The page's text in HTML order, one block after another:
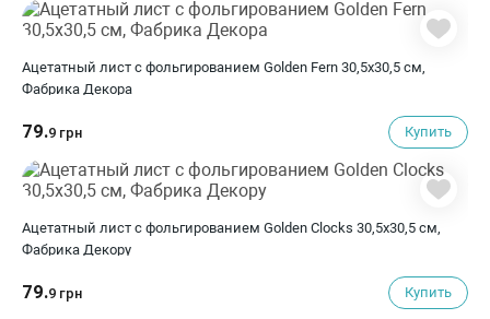
Ацетатный лист с фольгированием Golden Fern 30,5х30,5 см,
Фабрика Декора
79.9 грн Купить
Ацетатный лист с фольгированием Golden Clocks 30,5х30,5 см,
Фабрика Декору
79.9 грн Купить